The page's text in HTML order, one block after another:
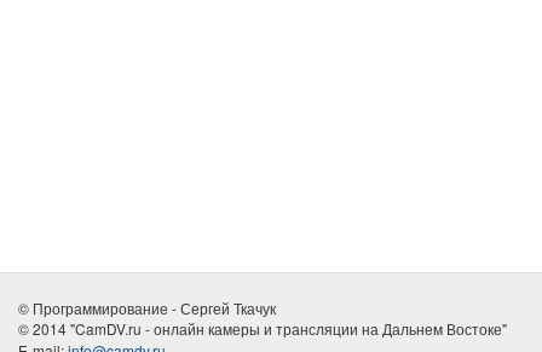
© Программирование - Сергей Ткачук
© 2014 "CamDV.ru - онлайн камеры и трансляции на Дальнем Востоке"